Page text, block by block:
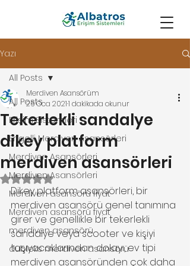
Yazı
All Posts
Erişim Sistemleri
Engelli Merdiven Asansörleri
Merdiven Asansörleri
Merdiven Asansörleri
Merdiven asansörü fiyat
Merdiven asansörü fiyat
merdiven asansörü
dubleks merdiven asansörü
All Posts
Tekerlekli sandalye
dikey platform
merdiven asansörleri
Merdiven Asansörüm
26 Oca 20211 dakikada okunur
5 üzerinden NaN yıldız
Dikey platform asansörleri, bir
merdiven asansörü genel tanımına
girer ve genellikle bir tekerlekli
sandalye veya scooter ve kişiyi
taşıyacaklarından dolayı, ev tipi
merdiven asansöründen çok daha